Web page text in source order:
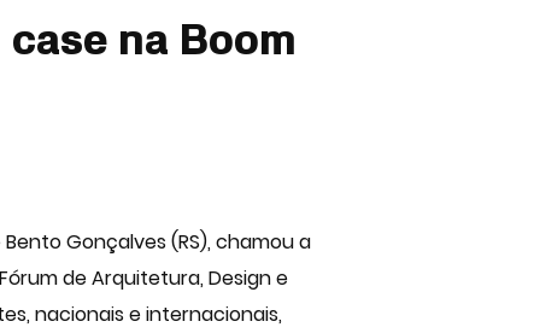
na Boom
Gonçalves (RS), chamou a
de Arquitetura, Design e
nacionais e internacionais,